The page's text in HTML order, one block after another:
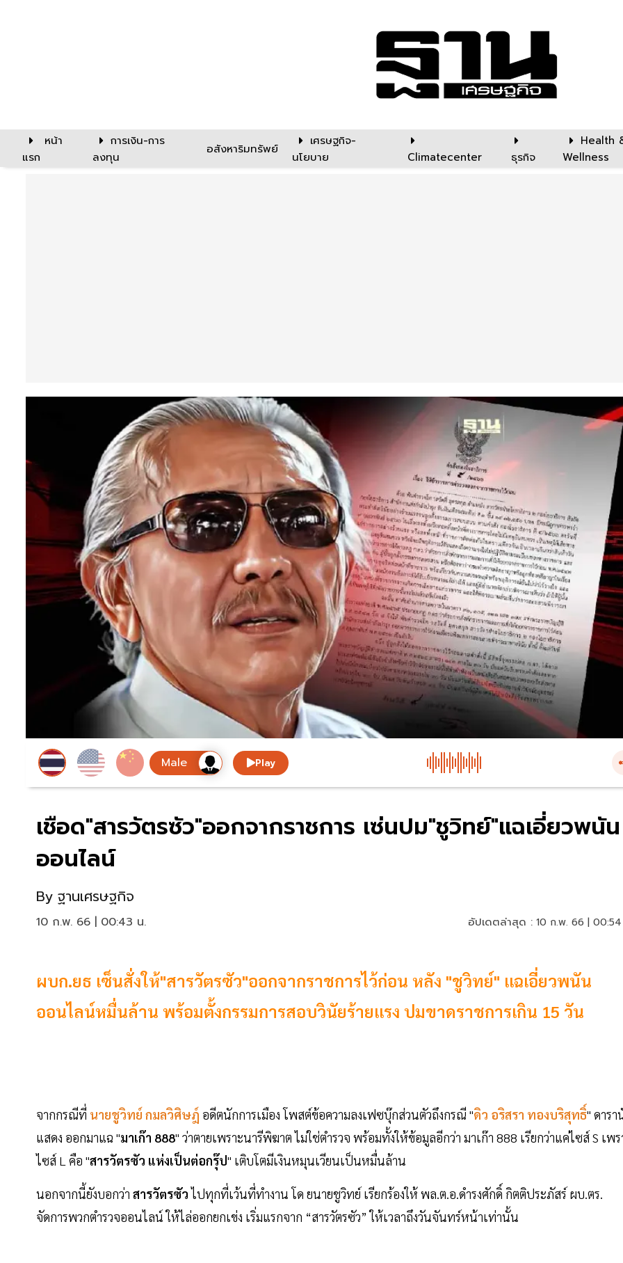
หน้า
แรก
การเงิน-การ
ลงทุน
อสังหาริมทรัพย์
เศรษฐกิจ-
นโยบาย
Climatecenter ธุรกิจ
Health
Wellness
Play
เชือด"สารวัตรซัว"ออกจากราชการ เซ่นปม"ชูวิทย์"แฉเอี่ยวพนัน
ออนไลน์
By ฐานเศรษฐกิจ
10 ก.พ. 66 | 00:43 น. อัปเดตล่าสุด : 10 ก.พ. 66 |
ผบก.ยธ เซ็นสั่งให้"สารวัตรซัว"ออกจากราชการไว้ก่อน หลัง "ชูวิทย์" แฉเอี่ยวพนัน
ออนไลน์หมื่นล้าน พร้อมตั้งกรรมการสอบวินัยร้ายแรง ปมขาดราชการเกิน 15 วัน
จากกรณีที่ นายชูวิทย์ กมลวิศิษฎ์ อดีตนักการเมือง โพสต์ข้อความลงเฟซบุ๊กส่วนตัวถึงกรณี "ดิว อริสรา ทองบริสุทธิ์" ดารา
แสดง ออกมาแฉ "มาเก๊า 888" ว่าตายเพราะนารีพิฆาต ไม่ใช่ตำรวจ พร้อมทั้งให้ข้อมูลอีกว่า มาเก๊า 888 เรียกว่าแค่ไซส์ S เพร
ไซส์ L คือ "สารวัตรซัว แห่งเป็นต่อกรุ๊ป" เติบโตมีเงินหมุนเวียนเป็นหมื่นล้าน
นอกจากนี้ยังบอกว่า สารวัตรซัวไปทุกที่เว้นที่ทำงาน โด ยนายชูวิทย์ เรียกร้องให้ พล.ต.อ.ดำรงศักดิ์ กิตติประภัสร์ ผบ.ตร.
จัดการพวกตำรวจออนไลน์ ให้ไล่ออกยกเข่ง เริ่มแรกจาก “สารวัตรซัว” ให้เวลาถึงวันจันทร์หน้าเท่านั้น